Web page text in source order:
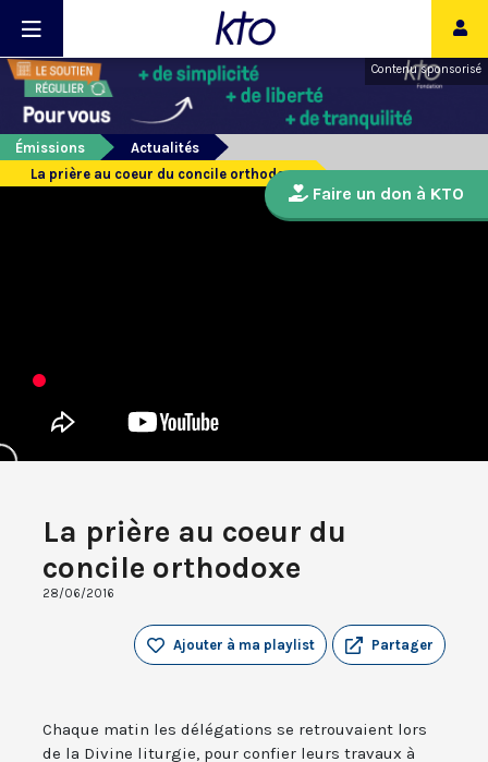
Contenu sponsorisé
Émissions
Actualités
La prière au coeur du concile orthodoxe
La prière au coeur du
concile orthodoxe
28/06/2016
Partager
Ajouter à ma playlist
Chaque matin les délégations se retrouvaient lors
de la Divine liturgie, pour confier leurs travaux à
Faire un don à KTO